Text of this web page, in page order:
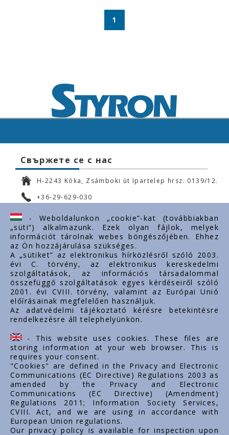
1
Свържете се с нас
H-2243 Kóka, Zsámboki út Ipartelep hrsz. 0139/12.
+36-29-629-030
ertekesites@styron.hu
export@styron.hu
www.styron.hu
Important links
За нас
Документи
Контакт
Кариера
- Weboldalunkon „cookie”-kat (továbbiakban
„süti”) alkalmazunk. Ezek olyan fájlok, melyek
információt tárolnak webes böngészőjében. Ehhez
az Ön hozzájárulása szükséges.
A „sütiket” az elektronikus hírközlésről szóló 2003.
évi C. törvény, az elektronikus kereskedelmi
szolgáltatások, az információs társadalommal
összefüggő szolgáltatások egyes kérdéseiről szóló
2001. évi CVIII. törvény, valamint az Európai Unió
előírásainak megfelelően használjuk.
Az adatvédelmi tájékoztató kérésre betekintésre
rendelkezésre áll telephelyünkön.
- This website uses cookies. These files are
storing information at your web browser. This is
requires your consent.
"Cookies" are defined in the Privacy and Electronic
Communications (EC Directive) Regulations 2003 as
amended by the Privacy and Electronic
Communications (EC Directive) (Amendment)
Regulations 2011; Information Society Services,
CVIII. Act, and we are using in accordance with
European Union regulations.
Our privacy policy is available for inspection upon